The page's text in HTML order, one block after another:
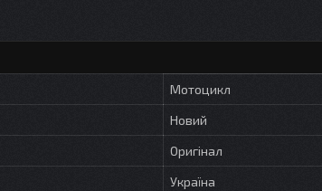
Мотоцикл
Новий
Оригінал
Україна